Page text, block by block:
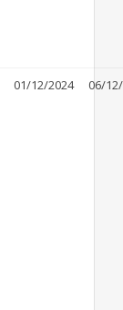
01/12/2024 06/